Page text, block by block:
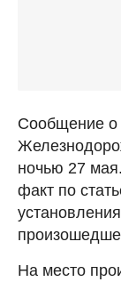
Сообщение о
ночью 27
факт по
На место